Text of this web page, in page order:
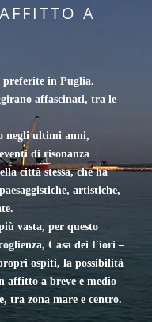
A
preferite in Puglia.
affascinati, tra le
negli ultimi anni,
di risonanza
città stessa, che ha
artistiche,
vasta, per questo
Casa dei Fiori –
ospiti, la possibilità
affitto a breve e medio
tra zona mare e centro.